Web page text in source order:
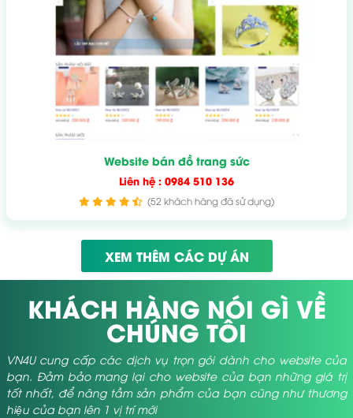
Website bán đồ trang sức
Liên hệ : 0984 510 136
(52 khách hàng đã sử dụng)
XEM THÊM CÁC DỰ ÁN
KHÁCH HÀNG NÓI GÌ VỀ
CHÚNG TÔI
VN4U cung cấp các dịch vụ trọn gói dành cho website của
bạn. Đảm bảo mang lại cho website của bạn những giá trị
tốt nhất, để nâng tầm sản phẩm của bạn cũng như thương
hiệu của bạn lên 1 vị trí mới